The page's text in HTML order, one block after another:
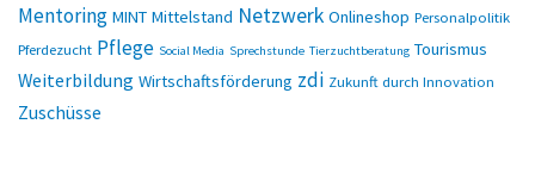
Mentoring MINT Mittelstand Netzwerk Onlineshop Personalpolitik
Pferdezucht Pflege Social Media Sprechstunde Tierzuchtberatung Tourismus
Weiterbildung Wirtschaftsförderung zdi Zukunft durch Innovation
Zuschüsse